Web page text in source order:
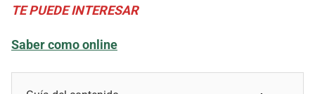
TE PUEDE INTERESAR
Saber como online